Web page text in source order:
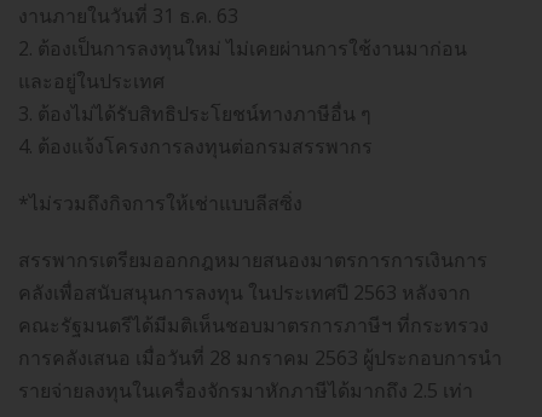
งานภายในวันที่ 31 ธ.ค. 63
2. ต้องเป็นการลงทุนใหม่ ไม่เคยผ่านการใช้งานมาก่อน
และอยู่ในประเทศ
3. ต้องไม่ได้รับสิทธิประโยชน์ทางภาษีอื่น ๆ
4. ต้องแจ้งโครงการลงทุนต่อกรมสรรพากร
*ไม่รวมถึงกิจการให้เช่าแบบลีสซิ่ง
สรรพากรเตรียมออกกฎหมายสนองมาตรการการเงินการ
คลังเพื่อสนับสนุนการลงทุน ในประเทศปี 2563 หลังจาก
คณะรัฐมนตรีได้มีมติเห็นชอบมาตรการภาษีฯ ที่กระทรวง
การคลังเสนอ เมื่อวันที่ 28 มกราคม 2563 ผู้ประกอบการนำ
รายจ่ายลงทุนในเครื่องจักรมาหักภาษีได้มากถึง 2.5 เท่า